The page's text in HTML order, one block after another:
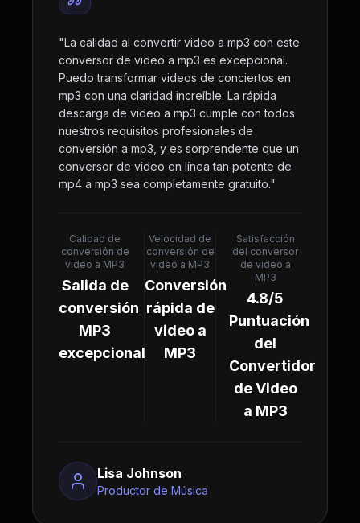
"La calidad al convertir video a mp3 con este
conversor de video a mp3 es excepcional.
Puedo transformar videos de conciertos en
mp3 con una claridad increíble. La rápida
descarga de video a mp3 cumple con todos
nuestros requisitos profesionales de
conversión a mp3, y es sorprendente que un
conversor de video en línea tan potente de
mp4 a mp3 sea completamente gratuito."
Calidad de
conversión de
video a MP3
Salida de
conversión
MP3
excepcional
Velocidad de
conversión de
video a MP3
Conversión
rápida de
video a
MP3
Satisfacción
del conversor
de video a
MP3
4.8/5
Puntuación
del
Convertidor
de Video
a MP3
Lisa Johnson
Productor de Música